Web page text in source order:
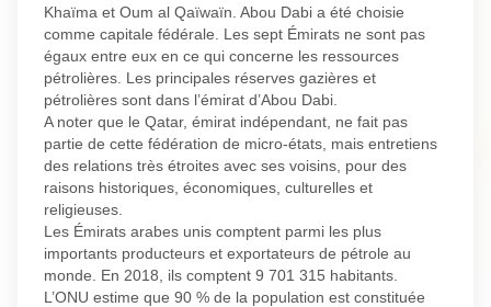
Khaïma et Oum al Qaïwaïn. Abou Dabi a été choisie
comme capitale fédérale. Les sept Émirats ne sont pas
égaux entre eux en ce qui concerne les ressources
pétrolières. Les principales réserves gazières et
pétrolières sont dans l’émirat d’Abou Dabi.
A noter que le Qatar, émirat indépendant, ne fait pas
partie de cette fédération de micro-états, mais entretiens
des relations très étroites avec ses voisins, pour des
raisons historiques, économiques, culturelles et
religieuses.
Les Émirats arabes unis comptent parmi les plus
importants producteurs et exportateurs de pétrole au
monde. En 2018, ils comptent 9 701 315 habitants.
L’ONU estime que 90 % de la population est constituée